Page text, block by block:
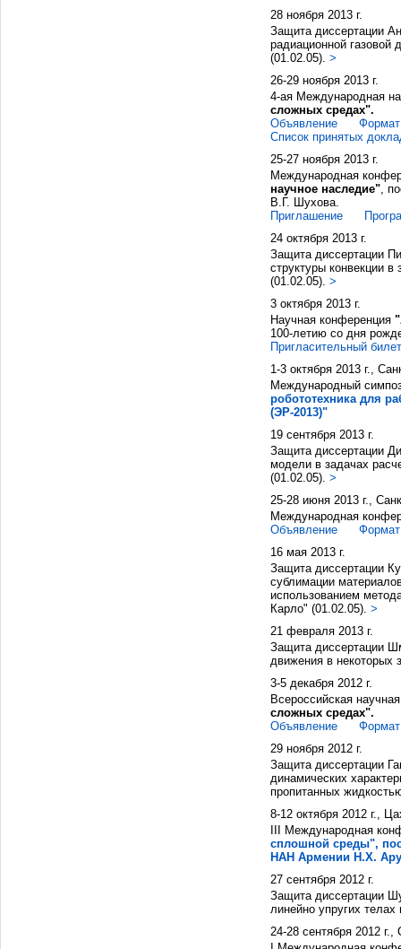
28 ноября 2013 г.
Защита диссертации
радиационной газовой
(01.02.05). >
26-29 ноября 2013 г.
4-ая Международная
сложных средах".
Объявление
Формат
Список принятых
25-27 ноября 2013 г.
Международная
научное наследие" ,
В.Г. Шухова.
Приглашение
24 октября 2013 г.
Защита диссертации
структуры конвекции
(01.02.05). >
3 октября 2013 г.
Научная конференция
100-летию со дня
Пригласительный билет
1-3 октября 2013 г.,
Международный
робототехника для
(ЭР-2013)"
19 сентября 2013 г.
Защита диссертации
модели в задачах
(01.02.05). >
25-28 июня 2013 г.,
Международная
Объявление
Формат
16 мая 2013 г.
Защита диссертации
сублимации
использованием
Карло" (01.02.05). >
21 февраля 2013 г.
Защита диссертации
движения в некоторых
3-5 декабря 2012 г.
Всероссийская
сложных средах".
Объявление
Формат
29 ноября 2012 г.
Защита диссертации
динамических
пропитанных
8-12 октября 2012 г.,
III Международная
сплошной среды",
НАН Армении Н.Х.
27 сентября 2012 г.
Защита диссертации
линейно упругих
24-28 сентября 2012 г.,